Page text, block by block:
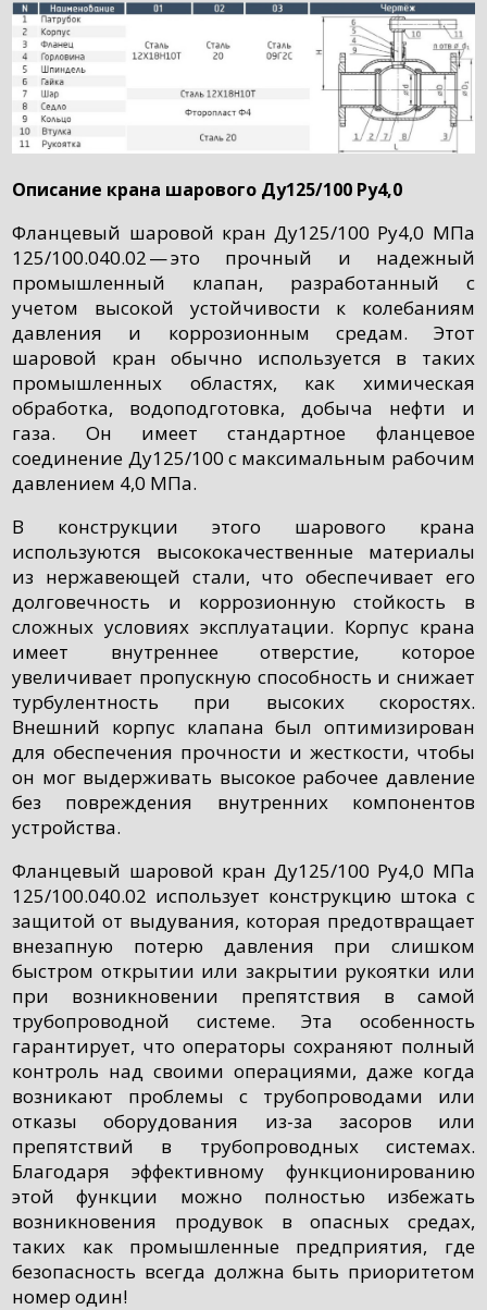
Описание крана шарового Ду125/100 Ру4,0
Фланцевый шаровой кран Ду125/100 Ру4,0 МПа
125/100.040.02 — это прочный и надежный
промышленный клапан, разработанный с
учетом высокой устойчивости к колебаниям
давления и коррозионным средам. Этот
шаровой кран обычно используется в таких
промышленных областях, как химическая
обработка, водоподготовка, добыча нефти и
газа. Он имеет стандартное фланцевое
соединение Ду125/100 с максимальным рабочим
давлением 4,0 МПа.
В конструкции этого шарового крана
используются высококачественные материалы
из нержавеющей стали, что обеспечивает его
долговечность и коррозионную стойкость в
сложных условиях эксплуатации. Корпус крана
имеет внутреннее отверстие, которое
увеличивает пропускную способность и снижает
турбулентность при высоких скоростях.
Внешний корпус клапана был оптимизирован
для обеспечения прочности и жесткости, чтобы
он мог выдерживать высокое рабочее давление
без повреждения внутренних компонентов
устройства.
Фланцевый шаровой кран Ду125/100 Ру4,0 МПа
125/100.040.02 использует конструкцию штока с
защитой от выдувания, которая предотвращает
внезапную потерю давления при слишком
быстром открытии или закрытии рукоятки или
при возникновении препятствия в самой
трубопроводной системе. Эта особенность
гарантирует, что операторы сохраняют полный
контроль над своими операциями, даже когда
возникают проблемы с трубопроводами или
отказы оборудования из-за засоров или
препятствий в трубопроводных системах.
Благодаря эффективному функционированию
этой функции можно полностью избежать
возникновения продувок в опасных средах,
таких как промышленные предприятия, где
безопасность всегда должна быть приоритетом
номер один!